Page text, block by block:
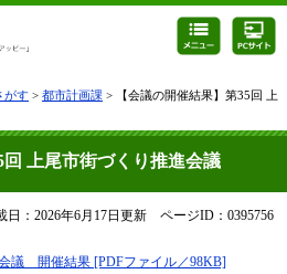
がす > 都市計画課 > 【会議の開催結果】第35回 上
回 上尾市街づくり推進会議
日：2026年6月17日更新 ページID：0395756
議 開催結果 [PDFファイル／98KB]